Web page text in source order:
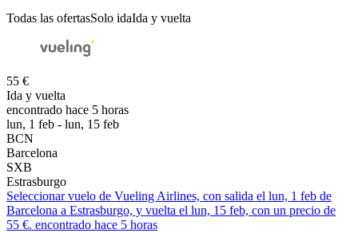
Todas las ofertasSolo idaIda y vuelta
55 €
Ida y vuelta
encontrado hace 5 horas
lun, 1 feb - lun, 15 feb
BCN
Barcelona
SXB
Estrasburgo
Seleccionar vuelo de Vueling Airlines, con salida el lun, 1 feb de
Barcelona a Estrasburgo, y vuelta el lun, 15 feb, con un precio de
55 €. encontrado hace 5 horas